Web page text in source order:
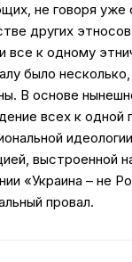
не говоря уже
других
все к одному
было
В основе
всех к одной
выстроенной
«Украина – не
провал.